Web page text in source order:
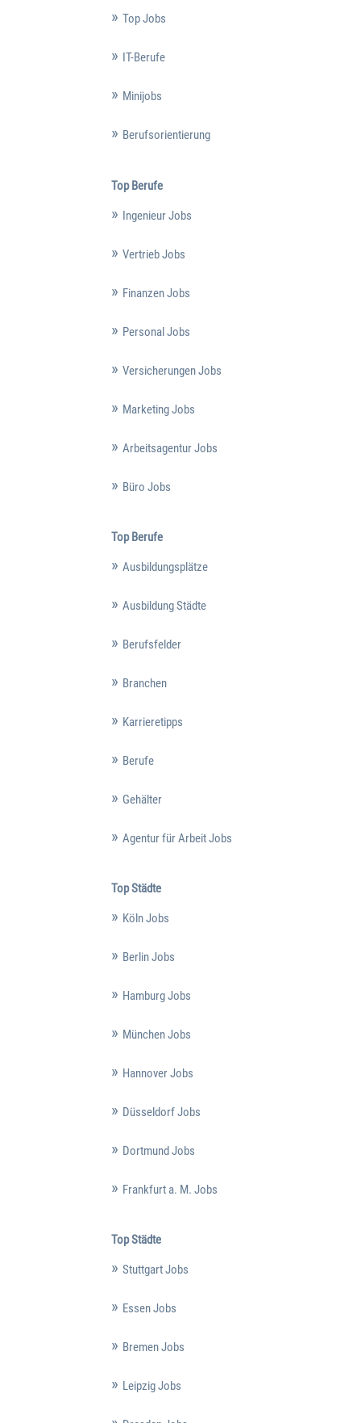
Top Jobs
IT-Berufe
Minijobs
Berufsorientierung
Top Berufe
Ingenieur Jobs
Vertrieb Jobs
Finanzen Jobs
Personal Jobs
Versicherungen Jobs
Marketing Jobs
Arbeitsagentur Jobs
Büro Jobs
Top Berufe
Ausbildungsplätze
Ausbildung Städte
Berufsfelder
Branchen
Karrieretipps
Berufe
Gehälter
Agentur für Arbeit Jobs
Top Städte
Köln Jobs
Berlin Jobs
Hamburg Jobs
München Jobs
Hannover Jobs
Düsseldorf Jobs
Dortmund Jobs
Frankfurt a. M. Jobs
Top Städte
Stuttgart Jobs
Essen Jobs
Bremen Jobs
Leipzig Jobs